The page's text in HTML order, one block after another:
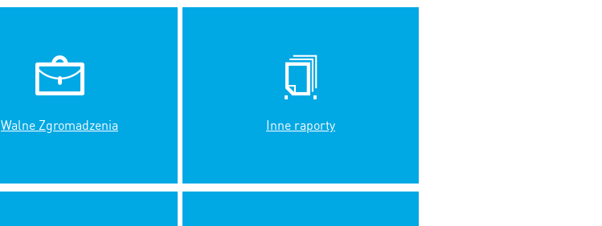
Walne Zgromadzenia Inne raporty